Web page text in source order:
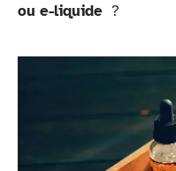
ou e-liquide ?